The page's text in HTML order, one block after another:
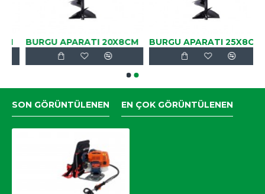
BURGU APARATI 20X8CM BURGU APARATI 25X8CM
SON GÖRÜNTÜLENEN EN ÇOK GÖRÜNTÜLENEN